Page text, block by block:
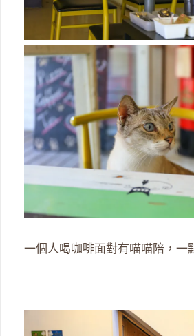
一個人喝咖啡面對有喵喵陪，一